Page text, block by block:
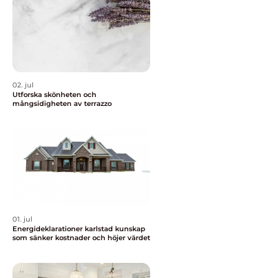
02. jul
Utforska skönheten och
mångsidigheten av terrazzo
01. jul
Energideklarationer karlstad kunskap
som sänker kostnader och höjer värdet